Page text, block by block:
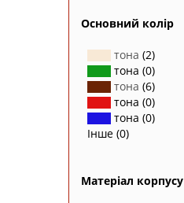
Основний колір
тона (2)
тона (0)
тона (6)
тона (0)
тона (0)
Інше (0)
Матеріал корпусу